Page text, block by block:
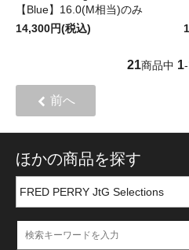
【Blue】16.0(M相当)のみ
14,300円(税込)
21商品中 1-
前へ
ほかの商品を探す